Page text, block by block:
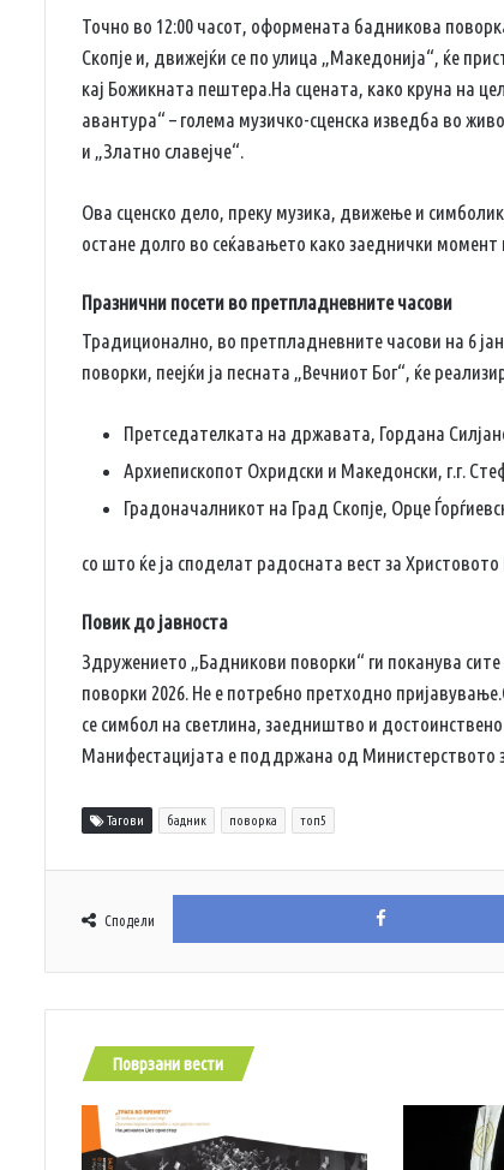
Точно во 12:00 часот, оформената бадникова
Скопје и, движејќи се по улица „Македонија“, ќе
кај Божикната пештера.На сцената, како круна на
авантура“ – голема музичко-сценска изведба во
и „Златно славејче“.
Ова сценско дело, преку музика, движење и
остане долго во сеќавањето како заеднички момент
Празнични посети во претпладневните часови
Традиционално, во претпладневните часови на 6
поворки, пеејќи ја песната „Вечниот Бог“, ќе
Претседателката на државата, Гордана
Архиепископот Охридски и Македонски, г.г.
Градоначалникот на Град Скопје, Орце
со што ќе ја споделат радосната вест за
Повик до јавноста
Здружението „Бадникови поворки“ ги поканува
поворки 2026. Не е потребно претходно
се симбол на светлина, заедништво и
Манифестацијата е поддржана од Министерството
Тагови бадник поворка топ5
Сподели
Поврзани вести